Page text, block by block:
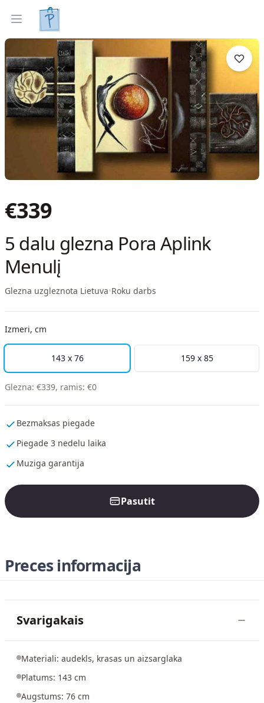
Open menu
Gleznas Izveleties pec interjera
€339
5 dalu glezna Pora Aplink
Menulį
Glezna uzgleznota Lietuva•Roku darbs
Izmeri, cm
143 x 76 159 x 85
Glezna: €339, ramis: €0
Bezmaksas piegade
Piegade 3 nedelu laika
Muziga garantija
Pasutit
Preces informacija
Svarigakais
Materiali: audekls, krasas un aizsarglaka
Platums: 143 cm
Augstums: 76 cm